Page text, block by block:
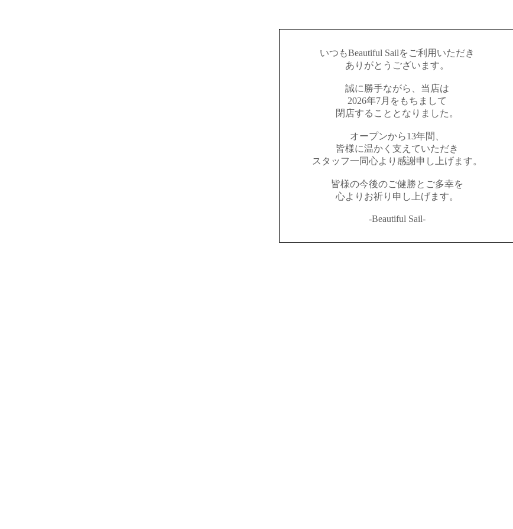
いつもBeautiful Sailをご利用いただき
ありがとうございます。
誠に勝手ながら、当店は
2026年7月をもちまして
閉店することとなりました。
オープンから13年間、
皆様に温かく支えていただき
スタッフ一同心より感謝申し上げます。
皆様の今後のご健勝とご多幸を
心よりお祈り申し上げます。
-Beautiful Sail-